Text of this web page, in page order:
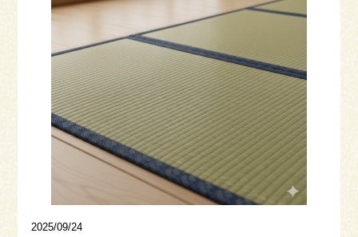
お客様の声
私たちのこと
三和建設の強み
リフォーム
会社概要
2025/09/24